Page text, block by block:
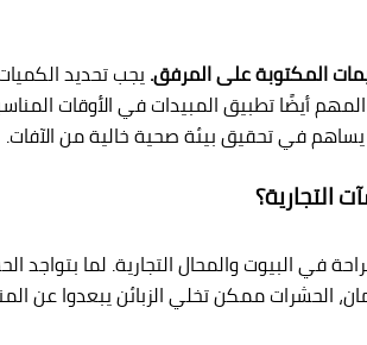
المكتوبة على المرفق. يجب تحديد
أيضًا تطبيق المبيدات في الأوقات
في تحقيق بيئة صحية خالية من الآفات.
التجارية؟
في البيوت والمحال التجارية. لما
الحشرات ممكن تخلي الزبائن يبعدوا عن